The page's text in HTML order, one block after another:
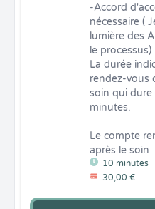
10 minutes
30,00 €
-Accord
nécessaire (
lumière des
le processus)
La durée
rendez-vous
soin qui dure
minutes.
Le compte
après le soin